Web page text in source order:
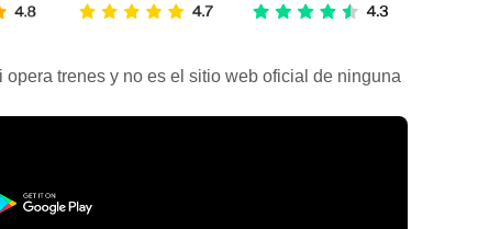
trenes y no es el sitio web oficial de ninguna